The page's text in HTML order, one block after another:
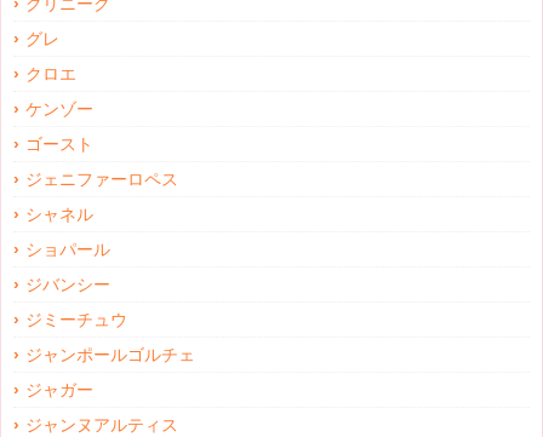
クリニーク
グレ
クロエ
ケンゾー
ゴースト
ジェニファーロペス
シャネル
ショパール
ジバンシー
ジミーチュウ
ジャンポールゴルチェ
ジャガー
ジャンヌアルティス